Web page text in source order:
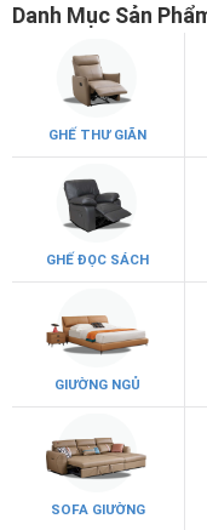
Danh Mục Sản
GHẾ THƯ GIÃN
GHẾ ĐỌC SÁCH
GIƯỜNG NGỦ
SOFA GIƯỜNG